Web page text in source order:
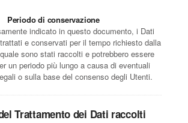
Periodo di conservazione
indicato in questo documento, i Dati
e conservati per il tempo richiesto dalla
sono stati raccolti e potrebbero essere
un periodo più lungo a causa di eventuali
o sulla base del consenso degli Utenti.
Trattamento dei Dati raccolti